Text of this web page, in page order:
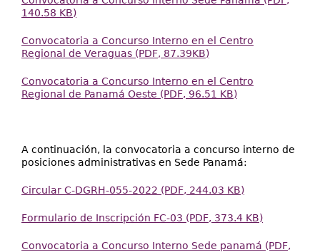
140.58 KB)
Convocatoria a Concurso Interno en el Centro
Regional de Veraguas (PDF, 87.39KB)
Convocatoria a Concurso Interno en el Centro
Regional de Panamá Oeste (PDF, 96.51 KB)
A continuación, la convocatoria a concurso interno de
posiciones administrativas en Sede Panamá:
Circular C-DGRH-055-2022 (PDF, 244.03 KB)
Formulario de Inscripción FC-03 (PDF, 373.4 KB)
Convocatoria a Concurso Interno Sede panamá (PDF,